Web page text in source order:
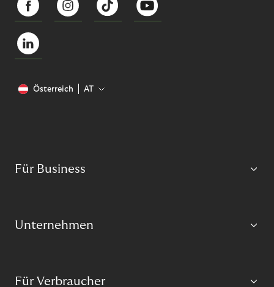
Österreich AT
Für Business
Unternehmen
Für Verbraucher